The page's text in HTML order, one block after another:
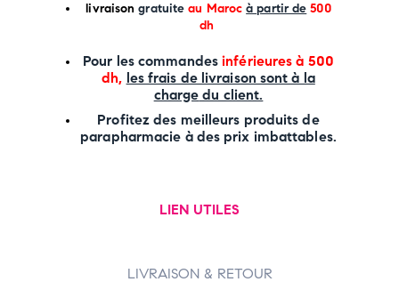
livraison gratuite au Maroc à partir de 500
dh
Pour les commandesinférieures à 500
dh, les frais de livraison sont à la
charge du client.
Profitez des meilleurs produits de
parapharmacie à des prix imbattables.
LIEN UTILES
LIVRAISON & RETOUR